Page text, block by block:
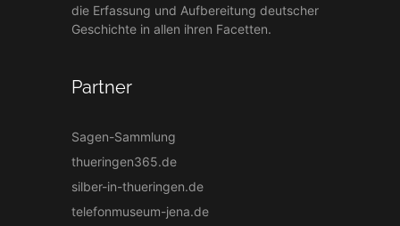
die Erfassung und Aufbereitung deutscher
Geschichte in allen ihren Facetten.
Partner
Sagen-Sammlung
thueringen365.de
silber-in-thueringen.de
telefonmuseum-jena.de